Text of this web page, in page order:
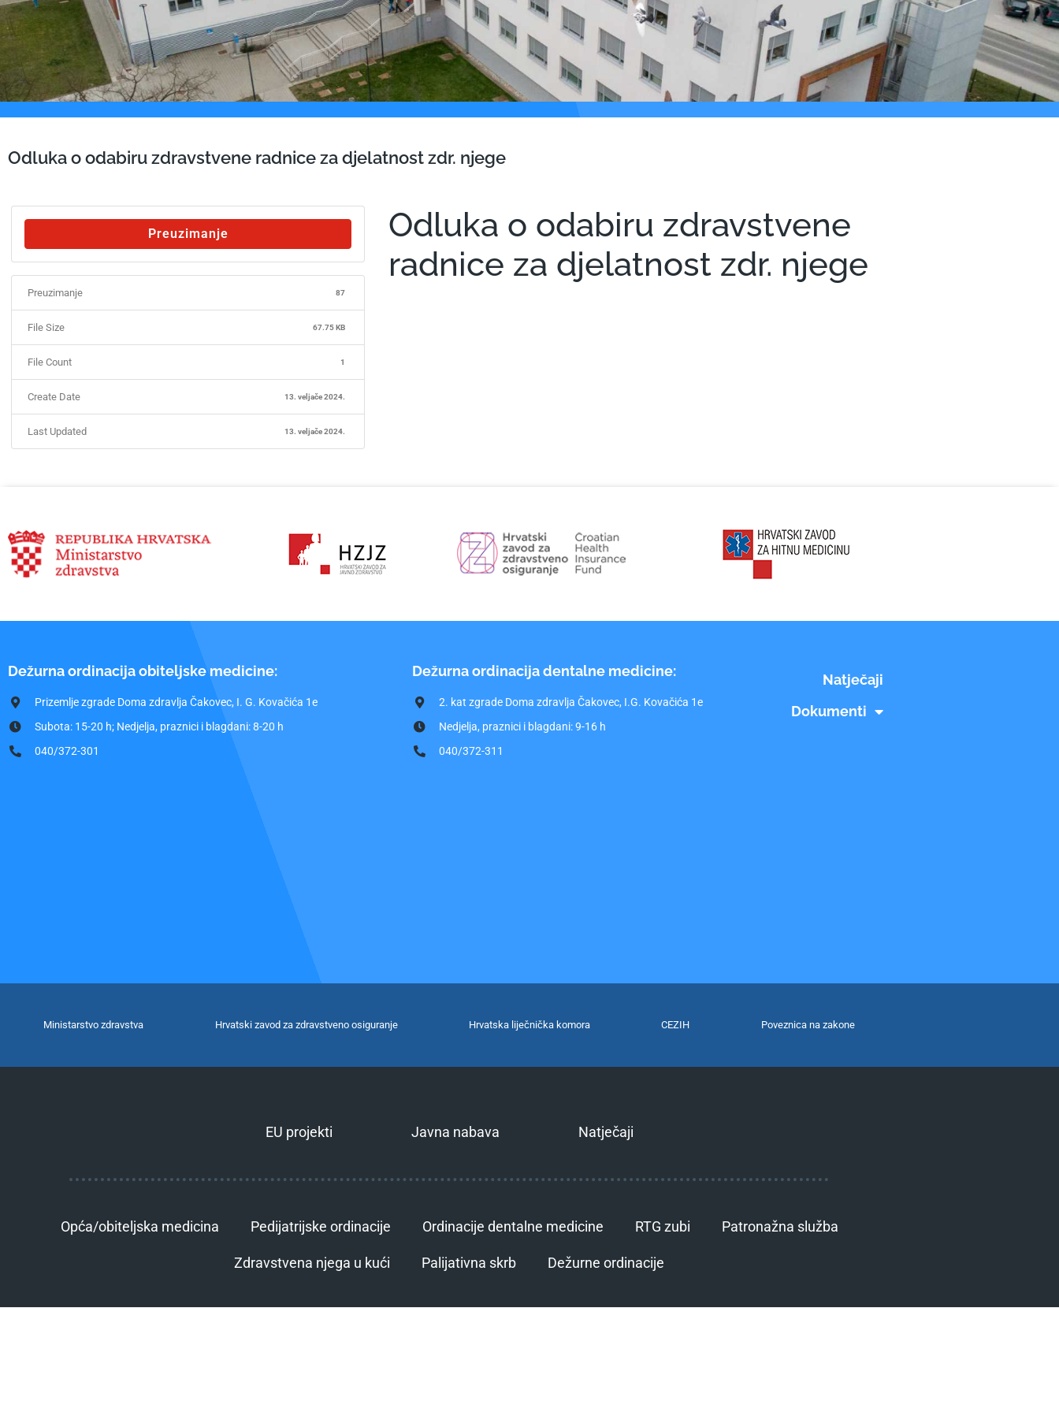
Odluka o odabiru zdravstvene radnice za djelatnost zdr. njege
Preuzimanje
Preuzimanje 87
File Size 67.75 KB
File Count 1
Create Date 13. veljače 2024.
Last Updated 13. veljače 2024.
Odluka o odabiru zdravstvene
radnice za djelatnost zdr. njege
Dežurna ordinacija obiteljske medicine:
Prizemlje zgrade Doma zdravlja Čakovec, I. G. Kovačića 1e
Subota: 15-20 h; Nedjelja, praznici i blagdani: 8-20 h
040/372-301
Dežurna ordinacija dentalne medicine:
2. kat zgrade Doma zdravlja Čakovec, I.G. Kovačića 1e
Nedjelja, praznici i blagdani: 9-16 h
040/372-311
Natječaji
Dokumenti
Ministarstvo zdravstva Hrvatski zavod za zdravstveno osiguranje Hrvatska liječnička komora CEZIH Poveznica na zakone
EU projekti Javna nabava Natječaji
Opća/obiteljska medicina Pedijatrijske ordinacije Ordinacije dentalne medicine RTG zubi Patronažna služba
Zdravstvena njega u kući Palijativna skrb Dežurne ordinacije